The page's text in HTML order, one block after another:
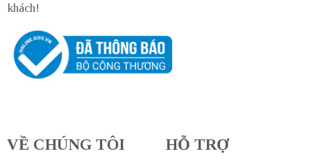
khách!
VỀ CHÚNG TÔI HỖ TRỢ